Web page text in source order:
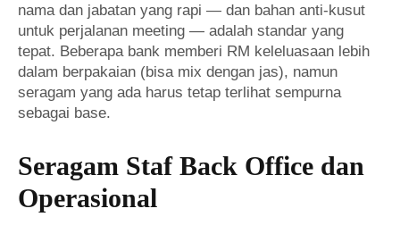
nama dan jabatan yang rapi — dan bahan anti-kusut
untuk perjalanan meeting — adalah standar yang
tepat. Beberapa bank memberi RM keleluasaan lebih
dalam berpakaian (bisa mix dengan jas), namun
seragam yang ada harus tetap terlihat sempurna
sebagai base.
Seragam Staf Back Office dan
Operasional